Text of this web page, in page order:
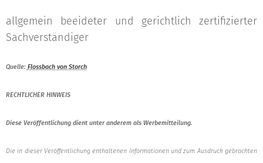
allgemein beeideter und gerichtlich zertifizierter
Sachverständiger
Quelle: Flossbach von Storch
RECHTLICHER HINWEIS
Diese Veröffentlichung dient unter anderem als Werbemitteilung.
Die in dieser Veröffentlichung enthaltenen Informationen und zum Ausdruck gebrachten